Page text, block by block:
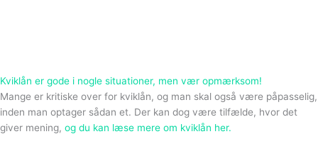
Kviklån er gode i nogle situationer, men vær opmærksom!
Mange er kritiske over for kviklån, og man skal også være påpasselig,
inden man optager sådan et. Der kan dog være tilfælde, hvor det
giver mening, og du kan læse mere om kviklån her.